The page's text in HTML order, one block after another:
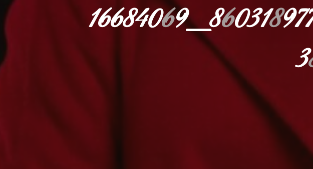
16684069_86031897
3